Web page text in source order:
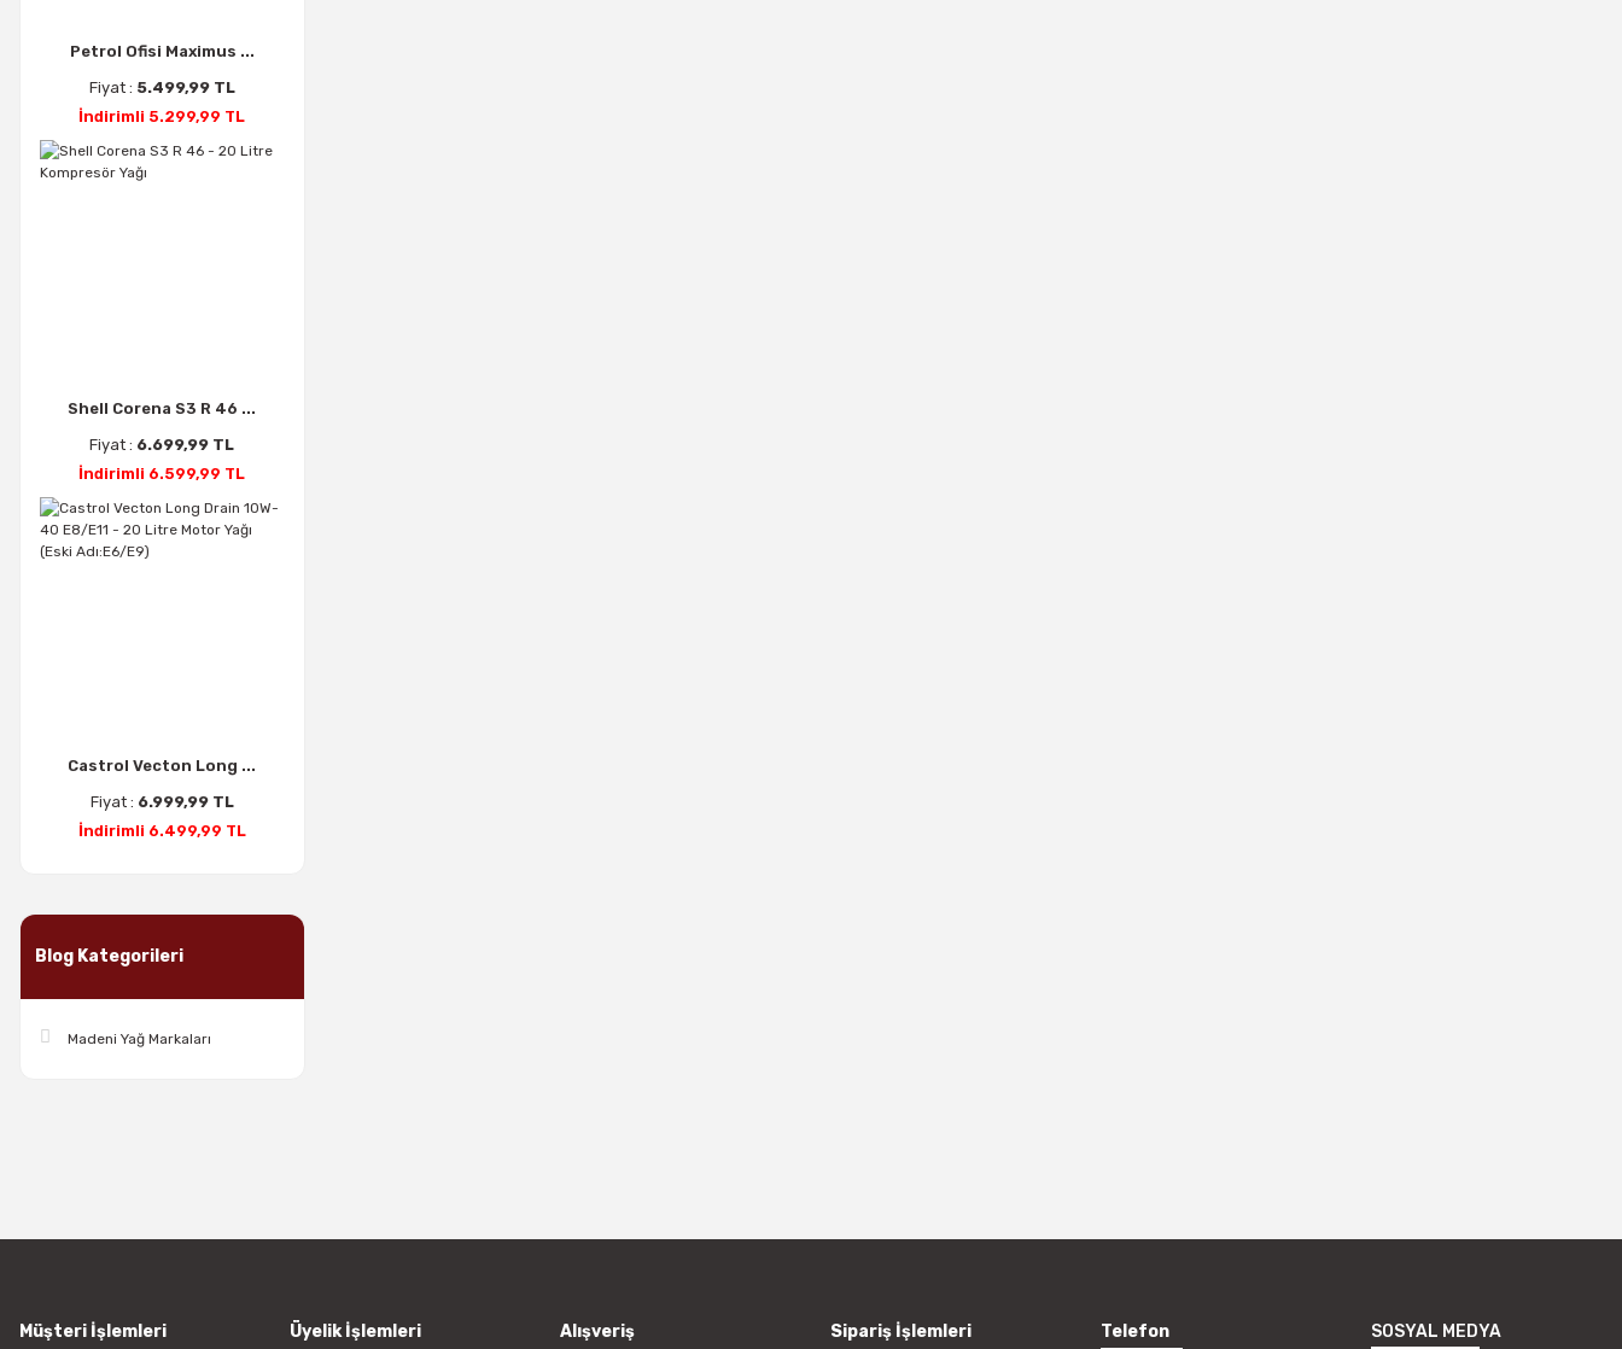
Petrol Ofisi Maximus ...
Fiyat : 5.499,99 TL
İndirimli 5.299,99 TL
Shell Corena S3 R 46 ...
Fiyat : 6.699,99 TL
İndirimli 6.599,99 TL
Castrol Vecton Long ...
Fiyat : 6.999,99 TL
İndirimli 6.499,99 TL
Blog Kategorileri
Madeni Yağ Markaları
Müşteri İşlemleri Üyelik İşlemleri Alışveriş Sipariş İşlemleri Telefon SOSYAL MEDYA